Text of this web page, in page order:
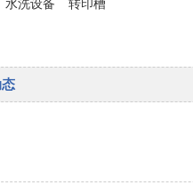
水洗设备 转印槽